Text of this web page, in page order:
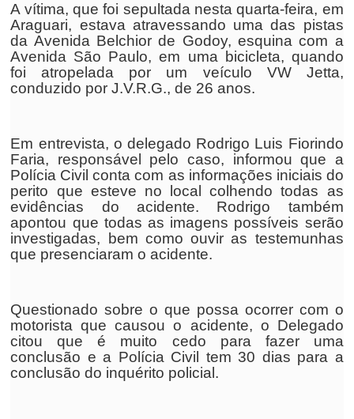
A vítima, que foi sepultada nesta quarta-feira, em
Araguari, estava atravessando uma das pistas
da Avenida Belchior de Godoy, esquina com a
Avenida São Paulo, em uma bicicleta, quando
foi atropelada por um veículo VW Jetta,
conduzido por J.V.R.G., de 26 anos.
Em entrevista, o delegado Rodrigo Luis Fiorindo
Faria, responsável pelo caso, informou que a
Polícia Civil conta com as informações iniciais do
perito que esteve no local colhendo todas as
evidências do acidente. Rodrigo também
apontou que todas as imagens possíveis serão
investigadas, bem como ouvir as testemunhas
que presenciaram o acidente.
Questionado sobre o que possa ocorrer com o
motorista que causou o acidente, o Delegado
citou que é muito cedo para fazer uma
conclusão e a Polícia Civil tem 30 dias para a
conclusão do inquérito policial.